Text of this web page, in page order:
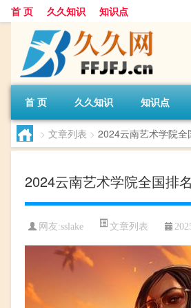
首 页 久久知识 知识点
首 页 久久知识 知识点
> 文章列表 > 2024云南艺术学院全
2024云南艺术学院全国排
网友:sslake 文章列表